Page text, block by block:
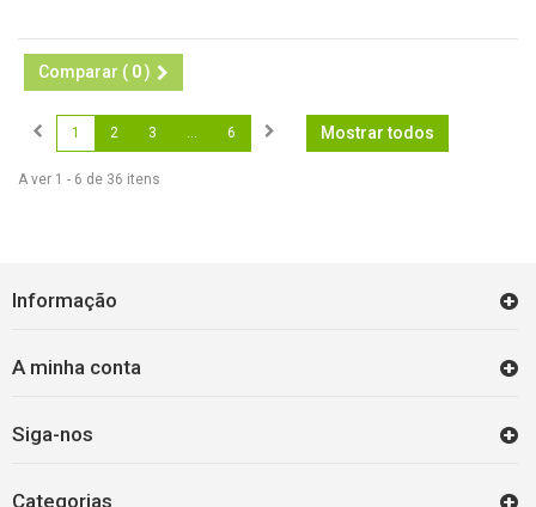
Comparar ( 0)
Mostrar todos
1 2 3 6
A ver 1 - 6 de 36 itens
Informação
A minha conta
Siga-nos
Categorias